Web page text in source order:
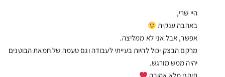
היי שרי,
באהבה ענקית
אפשר, אבל אני לא ממליצה.
מרקם הבצק יכול להיות בעייתי לעבודה וגם טעמה של חמאת הבוטנים
יהיה ממש מורגש.